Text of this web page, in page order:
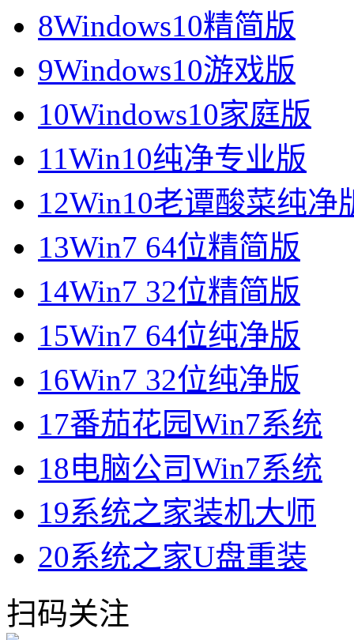
8Windows10精简版
9Windows10游戏版
10Windows10家庭版
11Win10纯净专业版
12Win10老谭酸菜纯净
13Win7 64位精简版
14Win7 32位精简版
15Win7 64位纯净版
16Win7 32位纯净版
17番茄花园Win7系统
18电脑公司Win7系统
19系统之家装机大师
20系统之家U盘重装
扫码关注